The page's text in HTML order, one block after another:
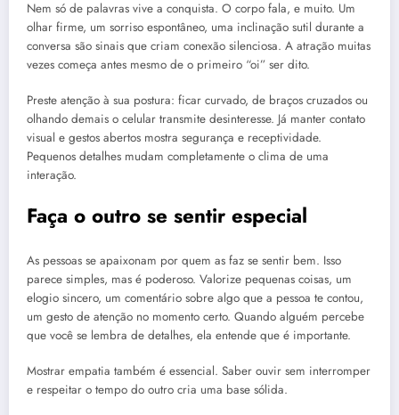
Nem só de palavras vive a conquista. O corpo fala, e muito. Um
olhar firme, um sorriso espontâneo, uma inclinação sutil durante a
conversa são sinais que criam conexão silenciosa. A atração muitas
vezes começa antes mesmo de o primeiro “oi” ser dito.
Preste atenção à sua postura: ficar curvado, de braços cruzados ou
olhando demais o celular transmite desinteresse. Já manter contato
visual e gestos abertos mostra segurança e receptividade.
Pequenos detalhes mudam completamente o clima de uma
interação.
Faça o outro se sentir especial
As pessoas se apaixonam por quem as faz se sentir bem. Isso
parece simples, mas é poderoso. Valorize pequenas coisas, um
elogio sincero, um comentário sobre algo que a pessoa te contou,
um gesto de atenção no momento certo. Quando alguém percebe
que você se lembra de detalhes, ela entende que é importante.
Mostrar empatia também é essencial. Saber ouvir sem interromper
e respeitar o tempo do outro cria uma base sólida.